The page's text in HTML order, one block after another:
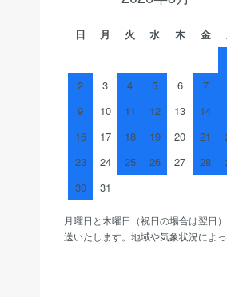
日 月 火 水 木 金
2
3 4 5 6 7
9
10 11 12 13 14
16
17 18 19 20 21
23
24 25 26 27 28
30
31
月曜日と木曜日（祝日の場合は翌日
送いたします。地域や気象状況によ